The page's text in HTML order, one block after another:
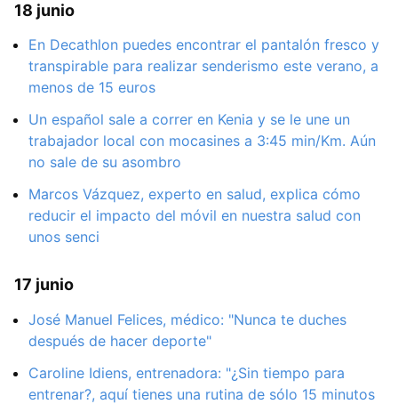
18 junio
En Decathlon puedes encontrar el pantalón fresco y
transpirable para realizar senderismo este verano, a
menos de 15 euros
Un español sale a correr en Kenia y se le une un
trabajador local con mocasines a 3:45 min/Km. Aún
no sale de su asombro
Marcos Vázquez, experto en salud, explica cómo
reducir el impacto del móvil en nuestra salud con
unos senci
17 junio
José Manuel Felices, médico: "Nunca te duches
después de hacer deporte"
Caroline Idiens, entrenadora: "¿Sin tiempo para
entrenar?, aquí tienes una rutina de sólo 15 minutos